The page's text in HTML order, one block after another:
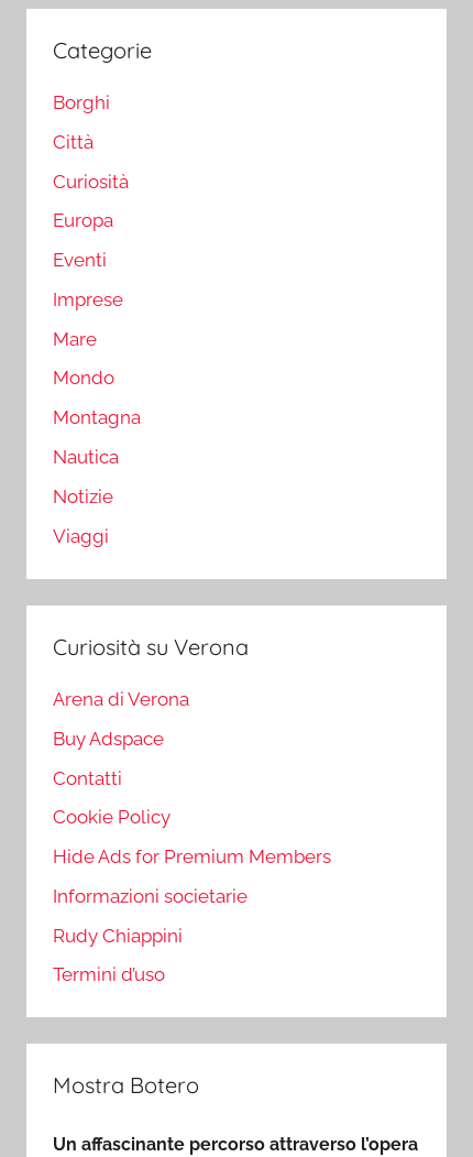
Categorie
Borghi
Città
Curiosità
Europa
Eventi
Imprese
Mare
Mondo
Montagna
Nautica
Notizie
Viaggi
Curiosità su Verona
Arena di Verona
Buy Adspace
Contatti
Cookie Policy
Hide Ads for Premium Members
Informazioni societarie
Rudy Chiappini
Termini d’uso
Mostra Botero
Un affascinante percorso attraverso l’opera